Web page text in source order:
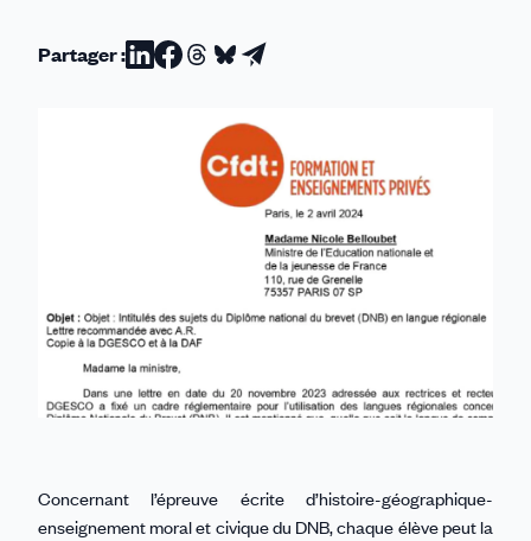
Partager :Partager
Linkedin
Partager
Facebook
Partager
Threads
Partager
Bluesky
Partager
email
Concernant l’épreuve écrite d’histoire-géographique-
enseignement moral et civique du DNB, chaque élève peut la